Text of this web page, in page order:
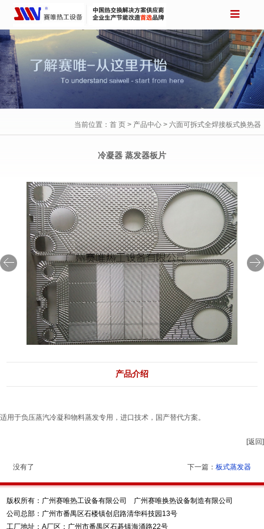
当前位置： 首 页 > 产品中心 > 六面可拆式全焊接板式换热器
冷凝器 蒸发器板片
产品介绍
适用于负压蒸汽冷凝和物料蒸发专用，进口技术，国产替代方案。
[返回]
没有了 下一篇： 板式蒸发器
版权所有：广州赛唯热工设备有限公司 广州赛唯换热设备制造有限公司
公司总部：广州市番禺区石楼镇创启路清华科技园13号
工厂地址：A厂区：广州市番禺区石碁镇海涌路22号